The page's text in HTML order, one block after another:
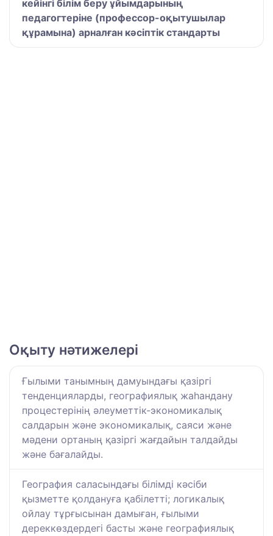
кейінгі білім беру ұйымдарының
педагогтеріне (профессор-оқытушылар
құрамына) арналған кәсіптік стандарты
Оқыту нәтижелері
Ғылыми танымның дамуындағы қазіргі
тенденцияларды, географиялық жаһандану
процестерінің әлеуметтік-экономикалық
салдарын және экономикалық, саяси және
мәдени ортаның қазіргі жағдайын талдайды
және бағалайды.
География саласындағы білімді кәсіби
қызметте қолдануға қабілетті; логикалық
ойлау тұрғысынан дамыған, ғылыми
дереккөздердегі басты және географиялық